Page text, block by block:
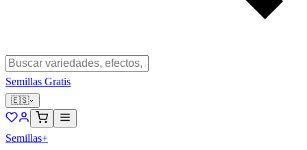
Semillas Gratis
🇪🇸
Semillas+